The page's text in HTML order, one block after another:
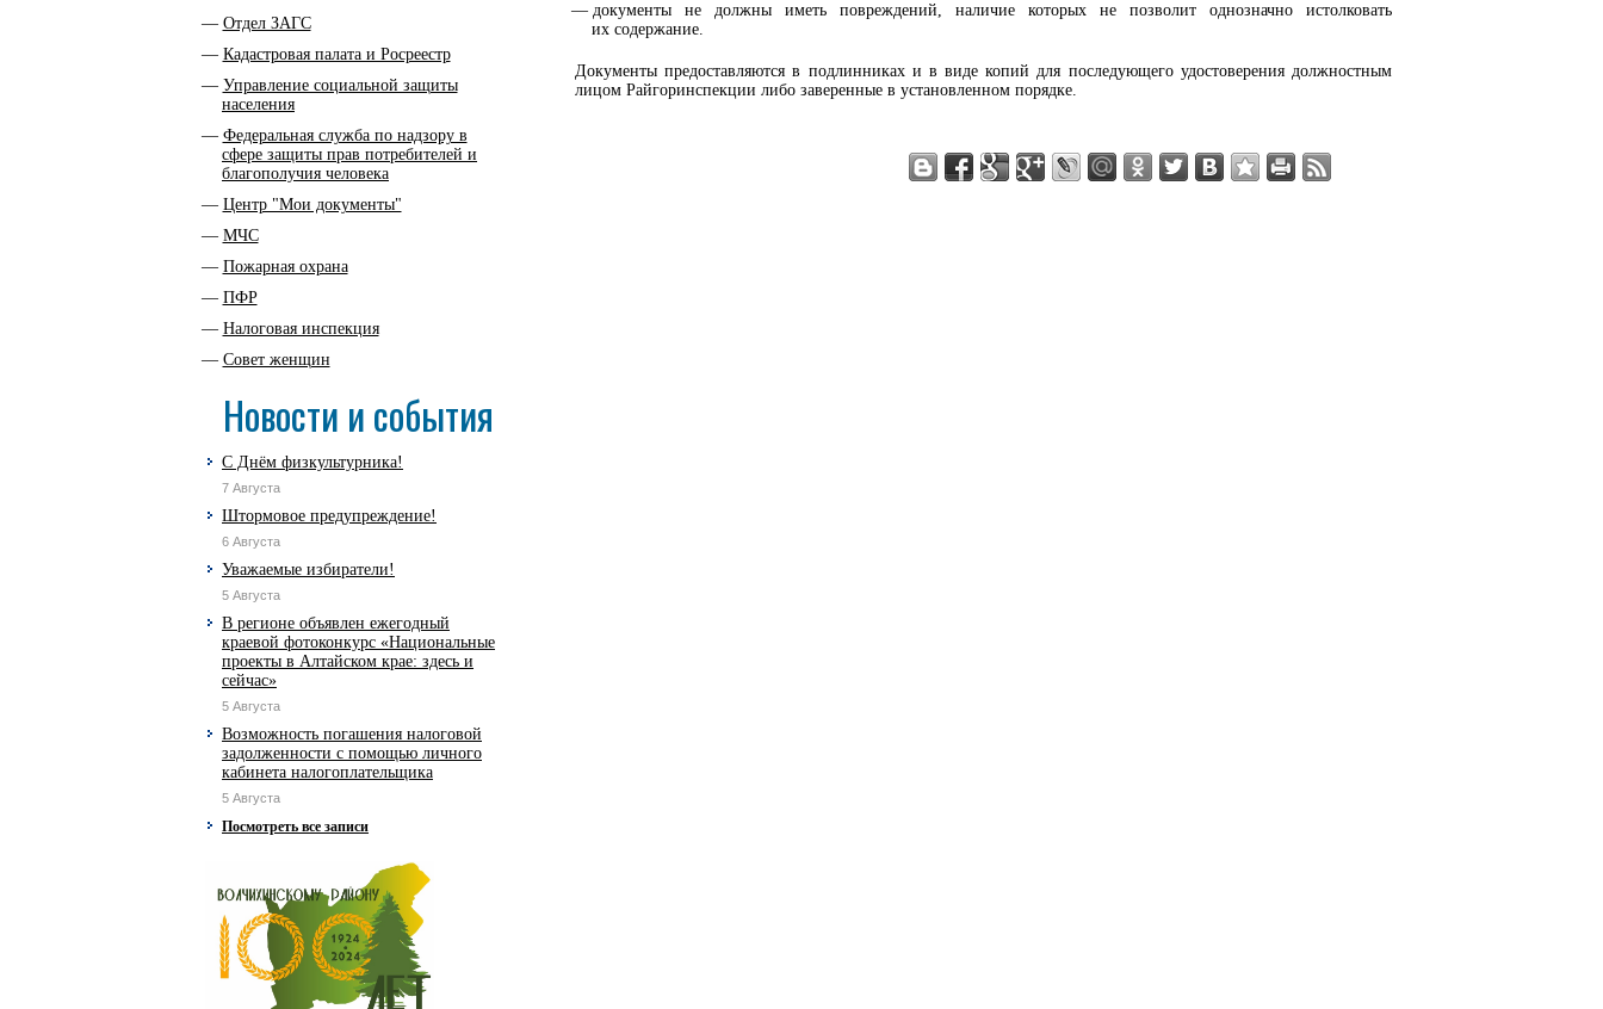
Отдел ЗАГС
Кадастровая палата и Росреестр
Управление социальной защиты
населения
Федеральная служба по надзору в
сфере защиты прав потребителей и
благополучия человека
Центр "Мои документы"
МЧС
Пожарная охрана
ПФР
Налоговая инспекция
Совет женщин
Новости и события
С Днём физкультурника!
7 Августа
Штормовое предупреждение!
6 Августа
Уважаемые избиратели!
5 Августа
В регионе объявлен ежегодный
краевой фотоконкурс «Национальные
проекты в Алтайском крае: здесь и
сейчас»
5 Августа
Возможность погашения налоговой
задолженности с помощью личного
кабинета налогоплательщика
5 Августа
Посмотреть все записи
документы не должны иметь повреждений, наличие которых не позволит однозначно истолковать
их содержание.
Документы предоставляются в подлинниках и в виде копий для последующего удостоверения должностным
лицом Райгоринспекции либо заверенные в установленном порядке.